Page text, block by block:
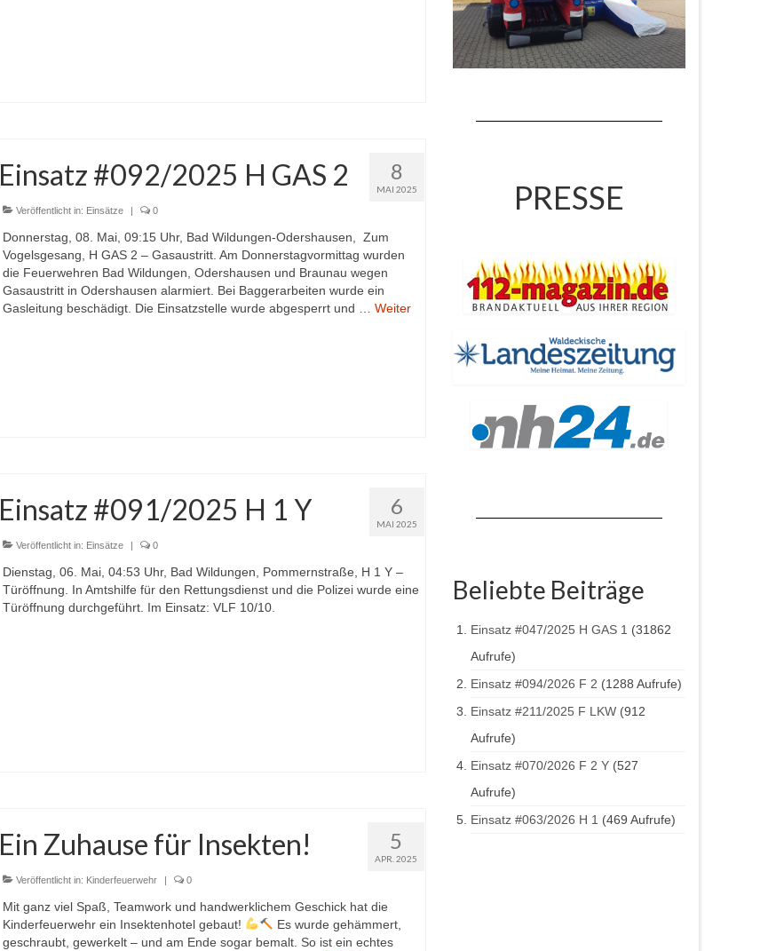
8
MAI 2025
Einsatz #092/2025 H GAS 2
Veröffentlicht in: Einsätze 0
Donnerstag, 08. Mai, 09:15 Uhr, Bad Wildungen-Odershausen, Zum
Vogelsgesang, H GAS 2 – Gasaustritt. Am Donnerstagvormittag wurden
die Feuerwehren Bad Wildungen, Odershausen und Braunau wegen
Gasaustritt in Odershausen alarmiert. Bei Baggerarbeiten wurde ein
Gasleitung beschädigt. Die Einsatzstelle wurde abgesperrt und … Weiter
6
MAI 2025
Einsatz #091/2025 H 1 Y
Veröffentlicht in: Einsätze | 0
Dienstag, 06. Mai, 04:53 Uhr, Bad Wildungen, Pommernstraße, H 1 Y –
Türöffnung. In Amtshilfe für den Rettungsdienst und die Polizei wurde eine
Türöffnung durchgeführt. Im Einsatz: VLF 10/10.
5
APR. 2025
Ein Zuhause für Insekten!
Veröffentlicht in: Kinderfeuerwehr | 0
Mit ganz viel Spaß, Teamwork und handwerklichem Geschick hat die
Kinderfeuerwehr ein Insektenhotel gebaut!
Es wurde gehämmert,
geschraubt, gewerkelt – und am Ende sogar bemalt. So ist ein echtes
PRESSE
Beliebte Beiträge
Einsatz #047/2025 H GAS 1 (31862
Aufrufe)
Einsatz #094/2026 F 2 (1288 Aufrufe)
Einsatz #211/2025 F LKW (912
Aufrufe)
Einsatz #070/2026 F 2 Y (527
Aufrufe)
Einsatz #063/2026 H 1 (469 Aufrufe)